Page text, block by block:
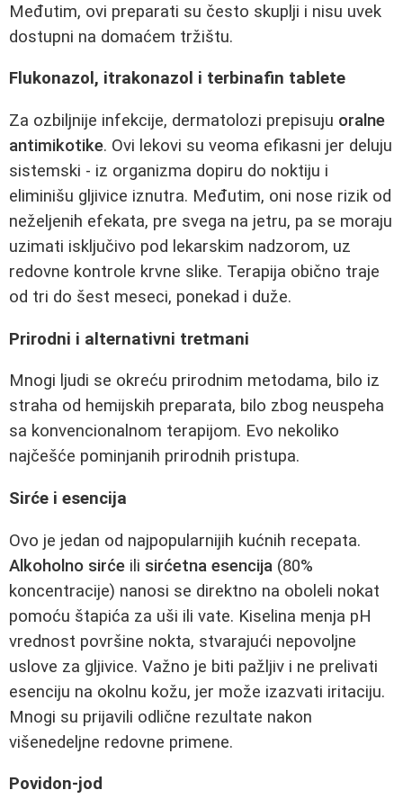
Međutim, ovi preparati su često skuplji i nisu uvek
dostupni na domaćem tržištu.
Flukonazol, itrakonazol i terbinafin tablete
Za ozbiljnije infekcije, dermatolozi prepisuju oralne
antimikotike. Ovi lekovi su veoma efikasni jer deluju
sistemski - iz organizma dopiru do noktiju i
eliminišu gljivice iznutra. Međutim, oni nose rizik od
neželjenih efekata, pre svega na jetru, pa se moraju
uzimati isključivo pod lekarskim nadzorom, uz
redovne kontrole krvne slike. Terapija obično traje
od tri do šest meseci, ponekad i duže.
Prirodni i alternativni tretmani
Mnogi ljudi se okreću prirodnim metodama, bilo iz
straha od hemijskih preparata, bilo zbog neuspeha
sa konvencionalnom terapijom. Evo nekoliko
najčešće pominjanih prirodnih pristupa.
Sirće i esencija
Ovo je jedan od najpopularnijih kućnih recepata.
Alkoholno sirće ili sirćetna esencija (80%
koncentracije) nanosi se direktno na oboleli nokat
pomoću štapića za uši ili vate. Kiselina menja pH
vrednost površine nokta, stvarajući nepovoljne
uslove za gljivice. Važno je biti pažljiv i ne prelivati
esenciju na okolnu kožu, jer može izazvati iritaciju.
Mnogi su prijavili odlične rezultate nakon
višenedeljne redovne primene.
Povidon-jod